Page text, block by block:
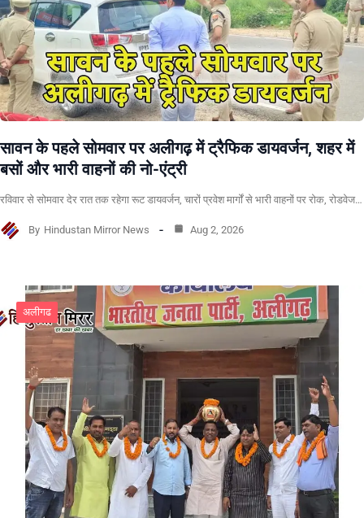
सावन के पहले सोमवार पर अलीगढ़ में ट्रैफिक डायवर्जन, शहर में
बसों और भारी वाहनों की नो-एंट्री
रविवार से सोमवार देर रात तक रहेगा रूट डायवर्जन, चारों प्रवेश मार्गों से भारी वाहनों पर रोक, रोडवेज…
By Hindustan Mirror News Aug 2, 2026
अलीगढ